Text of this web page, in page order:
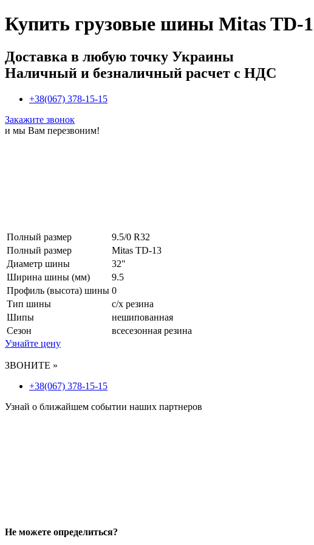
Купить грузовые шины Mitas TD-
Доставка в любую точку Украины
Наличный и безналичный расчет с НДС
+38(067) 378-15-15
Закажите звонок
и мы Вам перезвоним!
Полный размер
9.5/0 R32
Полный размер
Mitas TD-13
Диаметр шины
32"
Ширина шины (мм)
9.5
Профиль (высота) шины 0
Тип шины
с/х резина
Шипы
нешипованная
Сезон
всесезонная резина
Узнайте цену
ЗВОНИТЕ »
+38(067) 378-15-15
Узнай о ближайшем событии наших партнеров
Не можете определиться?